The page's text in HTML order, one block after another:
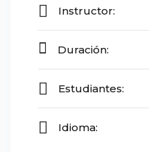
Instructor:
Duración:
Estudiantes:
Idioma: